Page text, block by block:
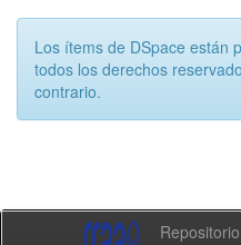
Los ítems de DSpace están
todos los derechos
contrario.